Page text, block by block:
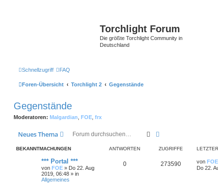
Torchlight Forum
Die größte Torchlight Community in
Deutschland
Schnellzugriff FAQ
Foren-Übersicht Torchlight 2 Gegenstände
Gegenstände
Moderatoren: Malgardian FOE frx
Neues Thema Suche
BEKANNTMACHUNGEN ANTWORTEN ZUGRIFFE
*** Portal ***
von FOE » Do 22. Aug
2019, 06:48 » in
Allgemeines
0 273590 von FOE
Do 22.